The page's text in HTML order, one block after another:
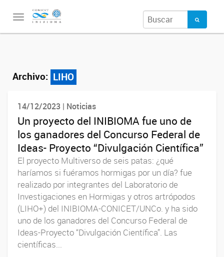
Toggle
Archivo: LIHO
14/12/2023 | Noticias
Un proyecto del INIBIOMA fue uno de
los ganadores del Concurso Federal de
Ideas- Proyecto “Divulgación Científica”
El proyecto Multiverso de seis patas: ¿qué
haríamos si fuéramos hormigas por un día? fue
realizado por integrantes del Laboratorio de
Investigaciones en Hormigas y otros artrópodos
(LIHO+) del INIBIOMA-CONICET/UNCo. y ha sido
uno de los ganadores del Concurso Federal de
Ideas-Proyecto “Divulgación Científica”. Las
científicas...